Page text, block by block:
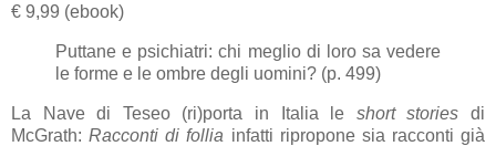
€ 9,99 (ebook)
Puttane e psichiatri: chi meglio di loro sa vedere
le forme e le ombre degli uomini? (p. 499)
La Nave di Teseo (ri)porta in Italia le short storiesdi
McGrath:Racconti di follia infatti ripropone sia racconti già